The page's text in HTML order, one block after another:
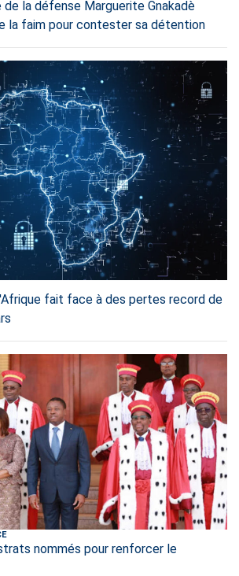
de la défense Marguerite Gnakadè
la faim pour contester sa détention
fait face à des pertes record de
nommés pour renforcer le